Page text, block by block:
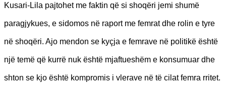
Kusari-Lila pajtohet me faktin që si shoqëri jemi shumë
paragjykues, e sidomos në raport me femrat dhe rolin e tyre
në shoqëri. Ajo mendon se kyçja e femrave në politikë është
një temë që kurrë nuk është mjaftueshëm e konsumuar dhe
shton se kjo është kompromis i vlerave në të cilat femra rritet.